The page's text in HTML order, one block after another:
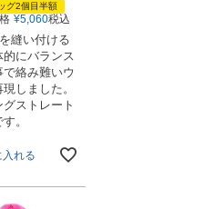
グ2個目半額
¥5,060税込
縫い付ける
的にバランス
で絡み難いウ
しました。
ストレート
。
入れる